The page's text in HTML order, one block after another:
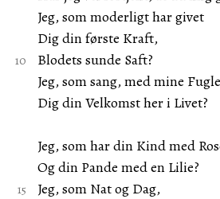
Jeg, som moderligt har givet
Dig din første Kraft,
Blodets sunde Saft?
Jeg, som sang, med mine
Dig din Velkomst her i Livet?
Jeg, som har din Kind med
Og din Pande med en Lilie?
Jeg, som Nat og Dag,